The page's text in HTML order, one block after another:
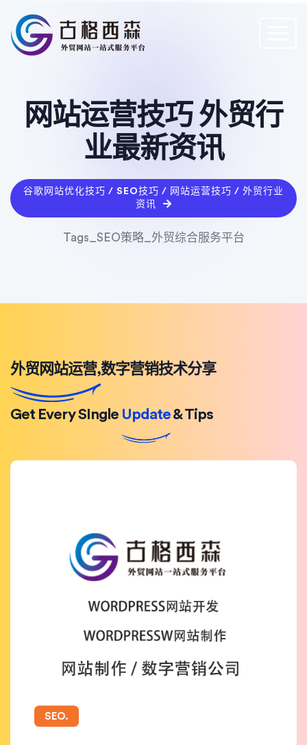
网站运营技巧 外贸行
业最新资讯
谷歌网站优化技巧 / SEO技巧 / 网站运营技巧 / 外贸行业
资讯
Tags_SEO策略_外贸综合服务平台
外贸网站运营,数字营销技术分享
Get Every SIngle Update& Tips
SEO.